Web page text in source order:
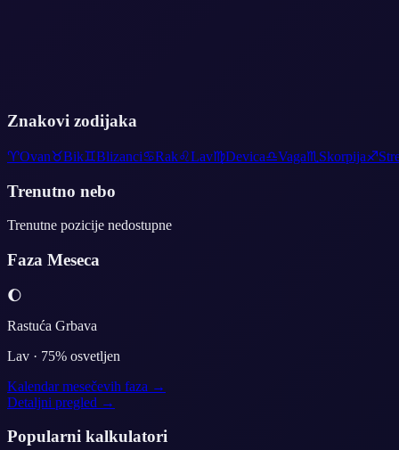
Znakovi zodijaka
♈Ovan♉Bik♊Blizanci♋Rak♌Lav♍Devica♎Vaga♏ Skorpija♐
Trenutno nebo
Trenutne pozicije nedostupne
Faza Meseca
🌔
Rastuća Grbava
Lav · 75% osvetljen
Kalendar mesečevih faza →
Detaljni pregled →
Popularni kalkulatori